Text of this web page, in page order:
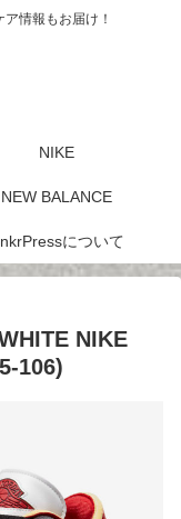
情報もお届け！
NIKE
NEW BALANCE
について
NIKE
106)